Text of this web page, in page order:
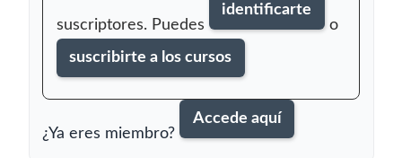
suscriptores. Puedes
identificarte
o
suscribirte a los cursos
¿Ya eres miembro?
Accede aquí